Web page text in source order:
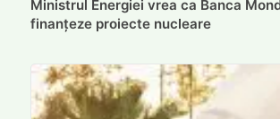
Ministrul Energiei vrea ca Banca
finanțeze proiecte nucleare